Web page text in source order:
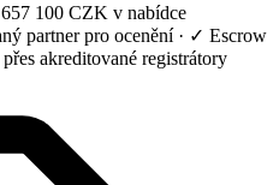
100 CZK v nabídce
partner pro ocenění · ✓ Escrow
akreditované registrátory